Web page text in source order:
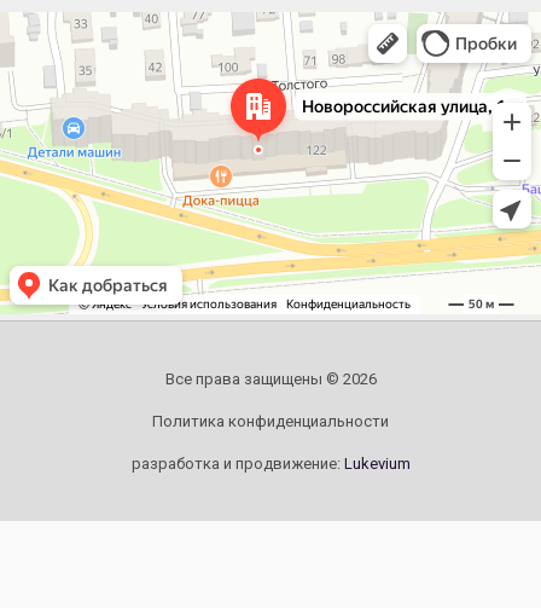
Челябинск
Новороссийская улица, 122 — Яндекс.Карты
Все права защищены © 2026
Политика конфиденциальности
разработка и продвижение: Lukevium